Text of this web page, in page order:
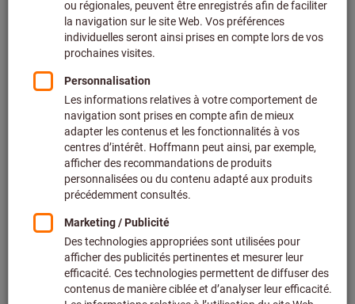
Embouts de câbles et gaines thermorétractables (30)
Filtrer et trier
Plus de 3000 résultats trouvés
Produits
Noga
Réf.: 839010
Livrable
6 variantes